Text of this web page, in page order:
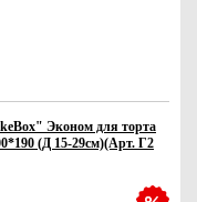
Эконом для торта
(Д 15-29см)(Арт. Г2